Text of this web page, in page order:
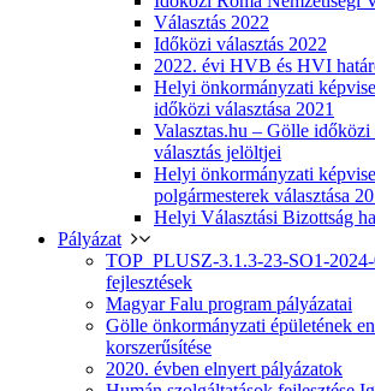
Választás 2022
Időközi választás 2022
2022. évi HVB és HVI
Helyi önkormányzati
időközi választása 2021
Valasztas.hu – Gölle
választás jelöltjei
Helyi önkormányzati
polgármesterek választása
Helyi Választási Bizottság
Pályázat
TOP_PLUSZ-3.1.3-23-SO1-
fejlesztések
Magyar Falu program pályázatai
Gölle önkormányzati épületének
korszerűsítése
2020. évben elnyert pályázatok